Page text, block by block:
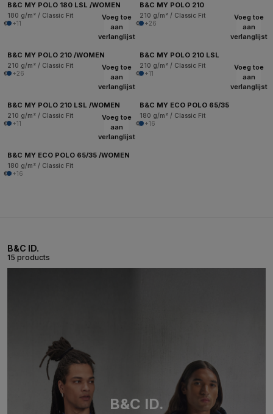
B&C MY POLO 180 LSL /WOMEN
180 g/m² / Classic Fit
+11
B&C MY POLO 210
210 g/m² / Classic Fit
+26
Voeg toe
aan
verlanglijst
B&C MY POLO 210 /WOMEN
210 g/m² / Classic Fit
+26
Voeg toe
aan
verlanglijst
B&C MY POLO 210 LSL
210 g/m² / Classic Fit
+11
Voeg toe
aan
verlanglijst
B&C MY POLO 210 LSL /WOMEN
210 g/m² / Classic Fit
+11
Voeg toe
aan
verlanglijst
B&C MY ECO POLO 65/35
180 g/m² / Classic Fit
+16
Voeg toe
aan
verlanglijst
B&C MY ECO POLO 65/35 /WOMEN
180 g/m² / Classic Fit
+16
B&C ID.
15 products
B&C ID.